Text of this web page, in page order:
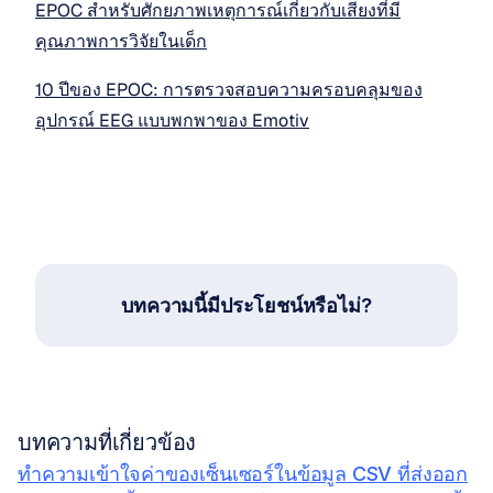
EPOC สำหรับศักยภาพเหตุการณ์เกี่ยวกับเสียงที่มี
คุณภาพการวิจัยในเด็ก
10 ปีของ EPOC: การตรวจสอบความครอบคลุมของ
อุปกรณ์ EEG แบบพกพาของ Emotiv
บทความนี้มีประโยชน์หรือไม่?
บทความที่เกี่ยวข้อง
ทำความเข้าใจค่าของเซ็นเซอร์ในข้อมูล CSV ที่ส่งออก